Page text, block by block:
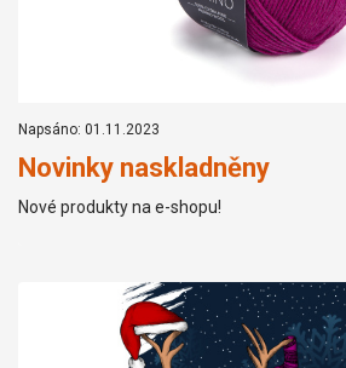
Napsáno: 01.11.2023
Novinky naskladněny
Nové produkty na e-shopu!